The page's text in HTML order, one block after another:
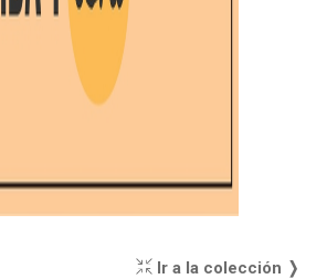
Ir a la colección ❭